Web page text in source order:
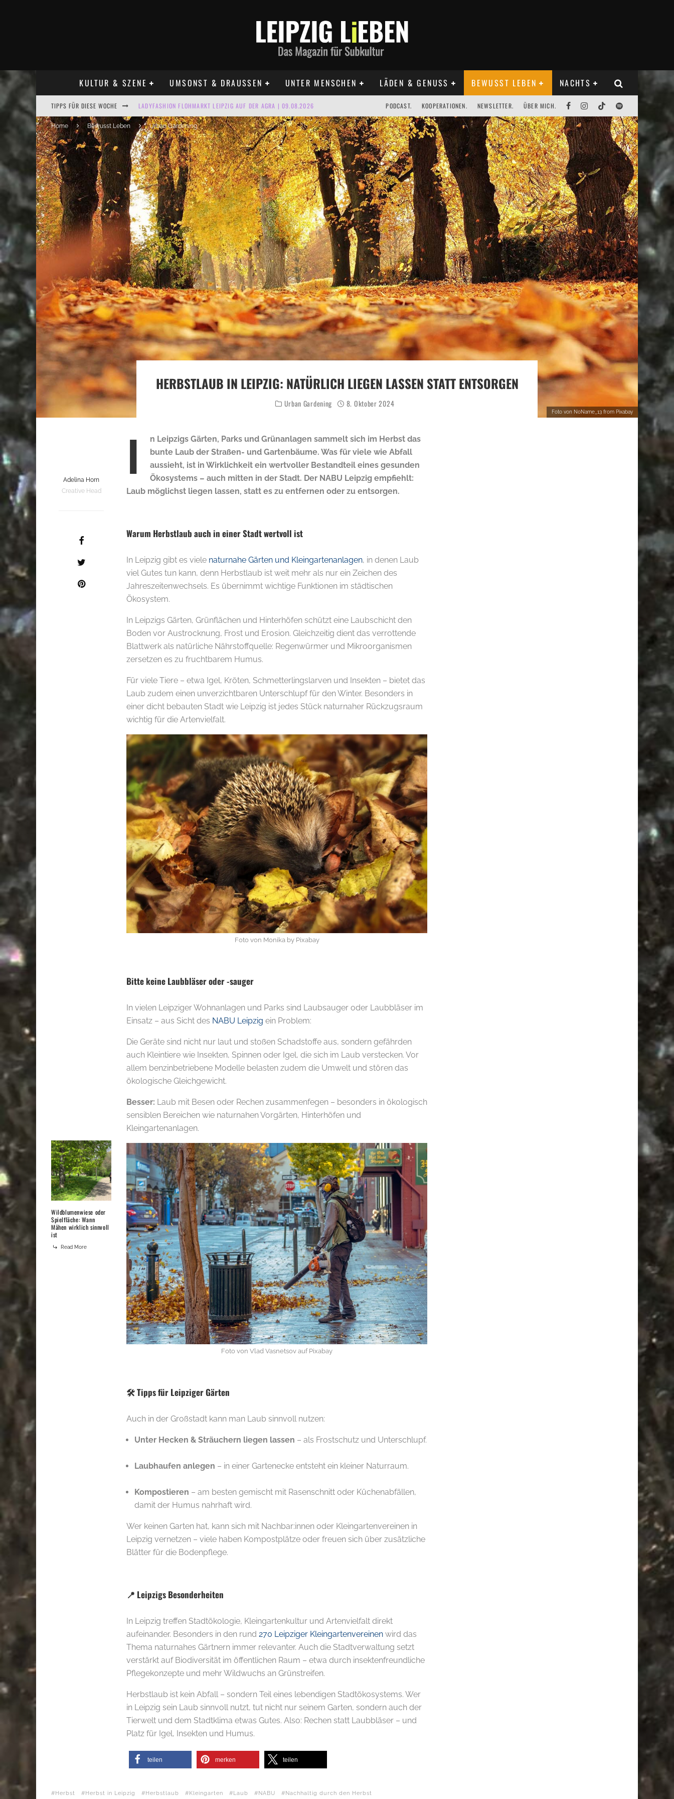
KULTUR & SZENE UMSONST & DRAUSSEN UNTER MENSCHEN LÄDEN & GENUSS BEWUSST LEBEN NACHTS
TIPPS FÜR DIESE WOCHE
HOSENSCHEISSER FLOHMARKT LEIPZIG | 09.08.2026
BÜLOWSTRASSENMUSIKFESTIVAL | 22.08.2026
ALLE FLOHMARKT LEIPZIG AUGUST TERMINE 2026
KINDERFLOHMÄRKTE IN LEIPZIG | ALLE TERMINE 2026
ALLE FLOHMARKT & TRÖDELMARKT TERMINE LEIPZIG 2026
PODCAST. KOOPERATIONEN. NEWSLETTER. ÜBER MICH.
Home Bewusst Leben Urban Gardening
Foto von NoName_13 from Pixabay
HERBSTLAUB IN LEIPZIG: NATÜRLICH LIEGEN LASSEN STATT ENTSORGEN
Urban Gardening 8. Oktober 2024
Adelina Horn
Creative Head
Wildblumenwiese oder
Spielfläche: Wann
Mähen wirklich sinnvoll
ist
Read More
I
n Leipzigs Gärten, Parks und Grünanlagen sammelt sich im Herbst das
bunte Laub der Straßen- und Gartenbäume. Was für viele wie Abfall
aussieht, ist in Wirklichkeit ein wertvoller Bestandteil eines gesunden
Ökosystems – auch mitten in der Stadt. Der NABU Leipzig empfiehlt:
Laub möglichst liegen lassen, statt es zu entfernen oder zu entsorgen.
Warum Herbstlaub auch in einer Stadt wertvoll ist
In Leipzig gibt es viele naturnahe Gärten und Kleingartenanlagen, in denen Laub
viel Gutes tun kann, denn Herbstlaub ist weit mehr als nur ein Zeichen des
Jahreszeitenwechsels. Es übernimmt wichtige Funktionen im städtischen
Ökosystem.
In Leipzigs Gärten, Grünflächen und Hinterhöfen schützt eine Laubschicht den
Boden vor Austrocknung, Frost und Erosion. Gleichzeitig dient das verrottende
Blattwerk als natürliche Nährstoffquelle: Regenwürmer und Mikroorganismen
zersetzen es zu fruchtbarem Humus.
Für viele Tiere – etwa Igel, Kröten, Schmetterlingslarven und Insekten – bietet das
Laub zudem einen unverzichtbaren Unterschlupf für den Winter. Besonders in
einer dicht bebauten Stadt wie Leipzig ist jedes Stück naturnaher Rückzugsraum
wichtig für die Artenvielfalt.
Foto von Monika by Pixabay
Bitte keine Laubbläser oder -sauger
In vielen Leipziger Wohnanlagen und Parks sind Laubsauger oder Laubbläser im
Einsatz – aus Sicht des NABU Leipzig ein Problem:
Die Geräte sind nicht nur laut und stoßen Schadstoffe aus, sondern gefährden
auch Kleintiere wie Insekten, Spinnen oder Igel, die sich im Laub verstecken. Vor
allem benzinbetriebene Modelle belasten zudem die Umwelt und stören das
ökologische Gleichgewicht.
Besser: Laub mit Besen oder Rechen zusammenfegen – besonders in ökologisch
sensiblen Bereichen wie naturnahen Vorgärten, Hinterhöfen und
Kleingartenanlagen.
Foto von Vlad Vasnetsov auf Pixabay
🛠 Tipps für Leipziger Gärten
Auch in der Großstadt kann man Laub sinnvoll nutzen:
Unter Hecken & Sträuchern liegen lassen – als Frostschutz und Unterschlupf.
Laubhaufen anlegen – in einer Gartenecke entsteht ein kleiner Naturraum.
Kompostieren – am besten gemischt mit Rasenschnitt oder Küchenabfällen,
damit der Humus nahrhaft wird.
Wer keinen Garten hat, kann sich mit Nachbar:innen oder Kleingartenvereinen in
Leipzig vernetzen – viele haben Kompostplätze oder freuen sich über zusätzliche
Blätter für die Bodenpflege.
📍 Leipzigs Besonderheiten
In Leipzig treffen Stadtökologie, Kleingartenkultur und Artenvielfalt direkt
aufeinander. Besonders in den rund 270 Leipziger Kleingartenvereinen wird das
Thema naturnahes Gärtnern immer relevanter. Auch die Stadtverwaltung setzt
verstärkt auf Biodiversität im öffentlichen Raum – etwa durch insektenfreundliche
Pflegekonzepte und mehr Wildwuchs an Grünstreifen.
Herbstlaub ist kein Abfall – sondern Teil eines lebendigen Stadtökosystems. Wer
in Leipzig sein Laub sinnvoll nutzt, tut nicht nur seinem Garten, sondern auch der
Tierwelt und dem Stadtklima etwas Gutes. Also: Rechen statt Laubbläser – und
Platz für Igel, Insekten und Humus.
teilen merken teilen
Herbst Herbst in Leipzig Herbstlaub Kleingarten Laub NABU Nachhaltig durch den Herbst